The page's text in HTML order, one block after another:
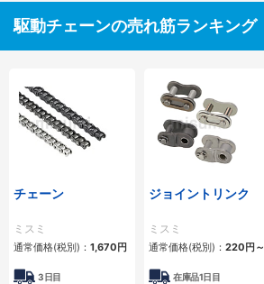
駆動チェーンの売れ筋ランキング
チェーン
ミスミ
通常価格(税別)： 1,670円
3日目
ジョイントリンク
ミスミ
通常価格(税別)： 220円～
在庫品1日目